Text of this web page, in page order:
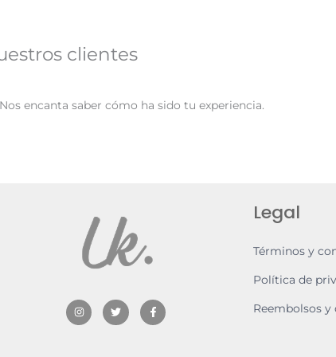
clientes
encanta saber cómo ha sido tu experiencia.
I
n
s
T
w
i
F
a
c
Legal
Términos y
Política de
Reembolsos